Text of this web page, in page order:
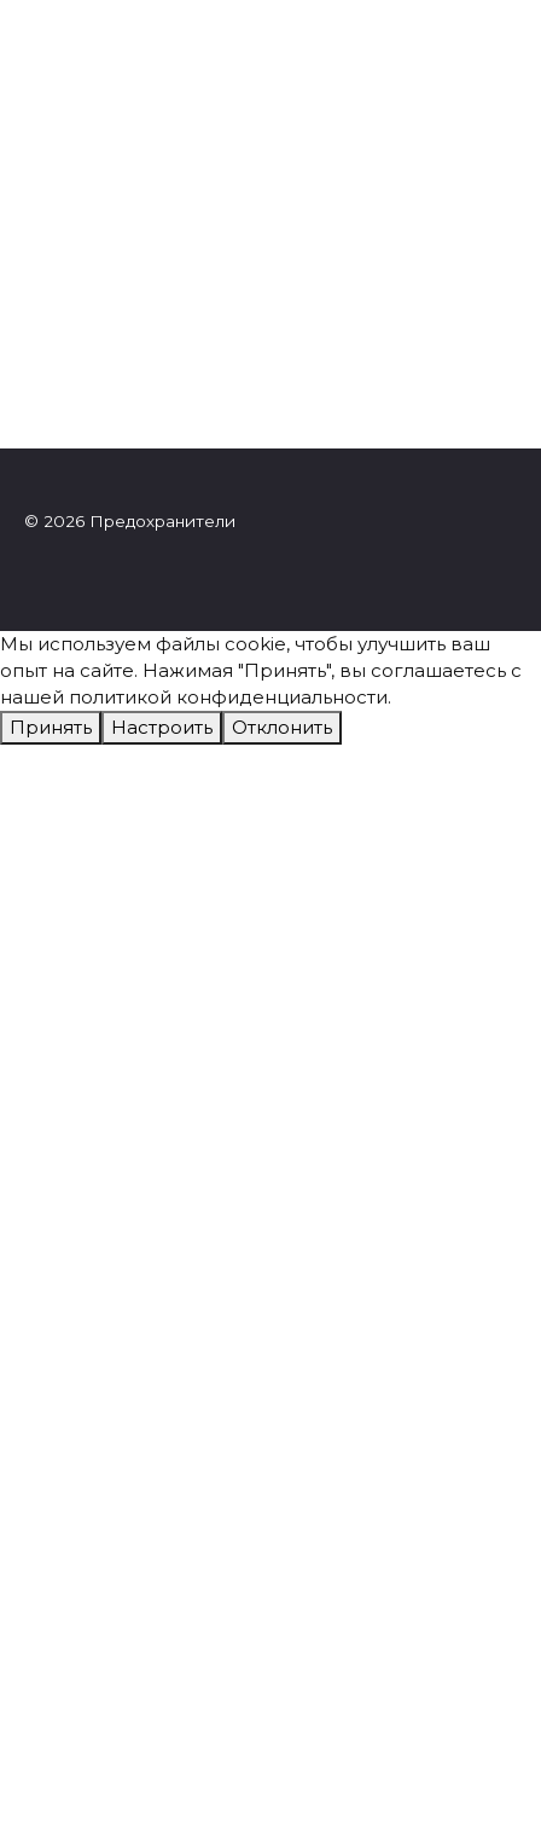
© 2026 Предохранители
Мы используем файлы cookie, чтобы улучшить ваш
опыт на сайте. Нажимая "Принять", вы соглашаетесь с
нашей политикой конфиденциальности.
Принять
Настроить Отклонить